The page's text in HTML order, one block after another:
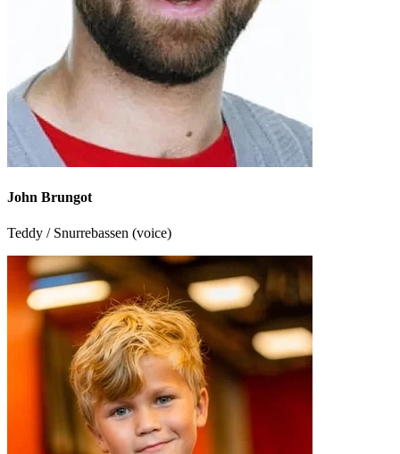
John Brungot
Teddy / Snurrebassen (voice)